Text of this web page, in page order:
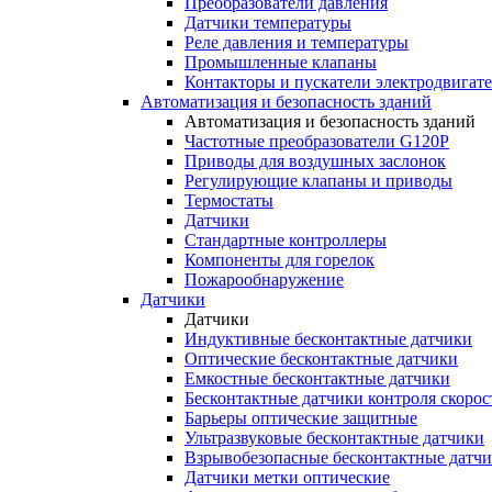
Датчики температуры
Реле давления и температуры
Промышленные клапаны
Контакторы и пускатели
Автоматизация и безопасность зданий
Автоматизация и безопасность зданий
Частотные преобразователи G120P
Приводы для воздушных заслонок
Регулирующие клапаны и приводы
Термостаты
Датчики
Стандартные контроллеры
Компоненты для горелок
Пожарообнаружение
Датчики
Датчики
Индуктивные бесконтактные датчики
Оптические бесконтактные датчики
Емкостные бесконтактные датчики
Бесконтактные датчики контроля
Барьеры оптические защитные
Ультразвуковые бесконтактные датчики
Взрывобезопасные бесконтактные
Датчики метки оптические